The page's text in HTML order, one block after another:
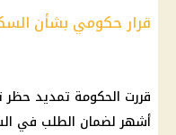
قرار حكومي بشأن
قررت الحكومة تمديد حظر
أشهر لضمان الطلب في